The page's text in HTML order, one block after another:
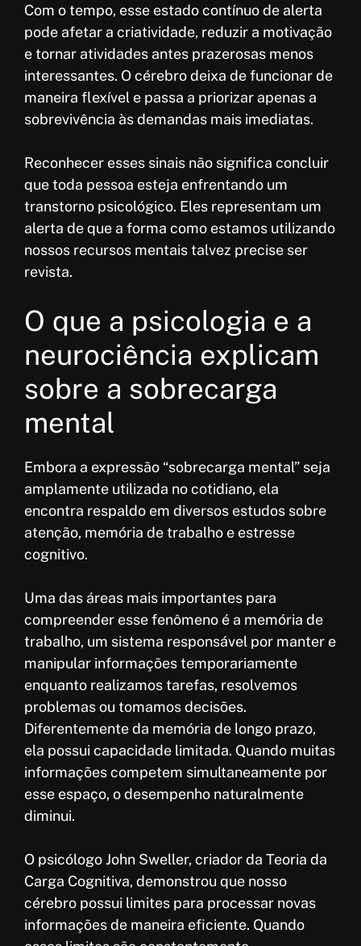
Com o tempo, esse estado contínuo de alerta
pode afetar a criatividade, reduzir a motivação
e tornar atividades antes prazerosas menos
interessantes. O cérebro deixa de funcionar de
maneira flexível e passa a priorizar apenas a
sobrevivência às demandas mais imediatas.
Reconhecer esses sinais não significa concluir
que toda pessoa esteja enfrentando um
transtorno psicológico. Eles representam um
alerta de que a forma como estamos utilizando
nossos recursos mentais talvez precise ser
revista.
O que a psicologia e a
neurociência explicam
sobre a sobrecarga
mental
Embora a expressão “sobrecarga mental” seja
amplamente utilizada no cotidiano, ela
encontra respaldo em diversos estudos sobre
atenção, memória de trabalho e estresse
cognitivo.
Uma das áreas mais importantes para
compreender esse fenômeno é a memória de
trabalho, um sistema responsável por manter e
manipular informações temporariamente
enquanto realizamos tarefas, resolvemos
problemas ou tomamos decisões.
Diferentemente da memória de longo prazo,
ela possui capacidade limitada. Quando muitas
informações competem simultaneamente por
esse espaço, o desempenho naturalmente
diminui.
O psicólogo John Sweller, criador da Teoria da
Carga Cognitiva, demonstrou que nosso
cérebro possui limites para processar novas
informações de maneira eficiente. Quando